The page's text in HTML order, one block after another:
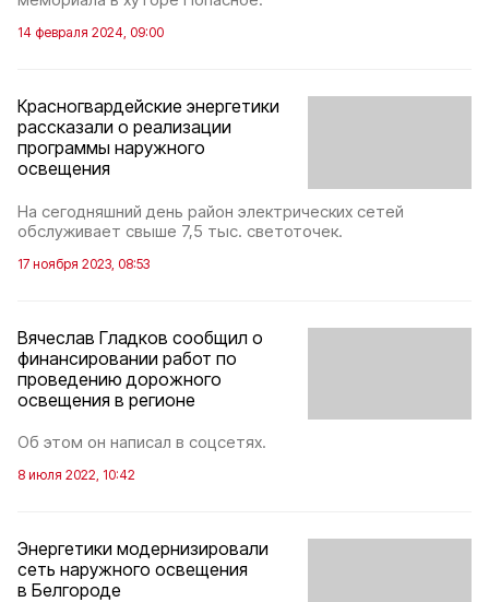
14 февраля 2024, 09:00
Красногвардейские энергетики
рассказали о реализации
программы наружного
освещения
На сегодняшний день район электрических сетей
обслуживает свыше 7,5 тыс. светоточек.
17 ноября 2023, 08:53
Вячеслав Гладков сообщил о
финансировании работ по
проведению дорожного
освещения в регионе
Об этом он написал в соцсетях.
8 июля 2022, 10:42
Энергетики модернизировали
сеть наружного освещения
в Белгороде